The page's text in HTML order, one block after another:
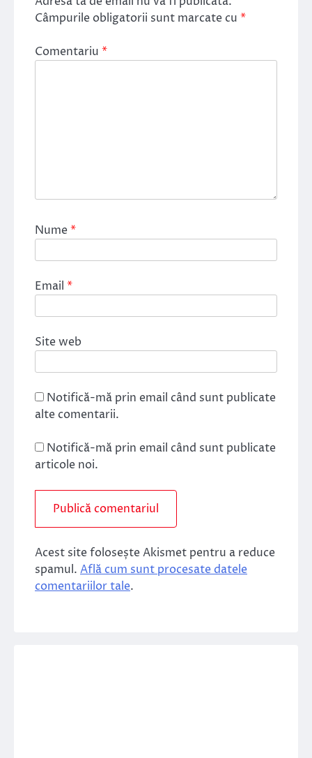
Câmpurile obligatorii sunt marcate cu *
Comentariu *
Nume*
Email *
Site web
Notifică-mă prin email când sunt publicate
alte comentarii.
Notifică-mă prin email când sunt publicate
articole noi.
Acest site folosește Akismet pentru a reduce
spamul. Află cum sunt procesate datele
comentariilor tale.